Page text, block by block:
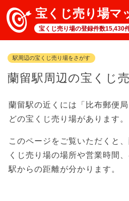
宝くじ売り場マ
宝くじ売り場の登録件数15,430
駅周辺の宝くじ売り場をさがす
蘭留駅周辺の宝くじ
蘭留駅の近くには「比布郵便
どの宝くじ売り場があります。
このページをご覧いただくと
くじ売り場の場所や営業時間
駅からの距離が分かります。